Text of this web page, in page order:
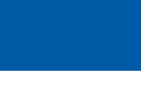
Home